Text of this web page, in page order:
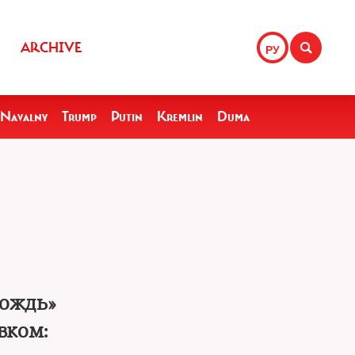
РУ
ARCHIVE
Navalny Trump Putin Kremlin Duma